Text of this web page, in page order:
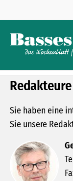
Sie haben eine
Sie unsere